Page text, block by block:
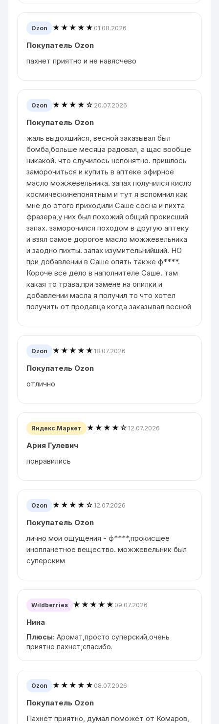
Ozon ★★★★★ 01.08.2026
Покупатель Ozon
пахнет приятно и не навясчево
Ozon ★★★★☆ 20.07.2026
Покупатель Ozon
жаль выдохшийся, весной заказывал был
бомба,больше месяца радовал, а щас вообще
никакой. что случилось непонятно. пришлось
заморочиться и купить в аптеке эфирное
масло можжевельника. запах получился кисло
космическинепонятным и тут я вспомнил как
мне до этого приходили Саше сосна и пихта
фразера,у них был похожий общий прокисший
запах. заморочился походом в другую аптеку
и взял самое дорогое масло можжевельника
и заодно пихты. запах изумительнийший. НО
при добавлении в Саше опять также ф****.
Короче все дело в наполнителе Саше. там
какая то трава,при замене на опилки и
добавлении масла я получил то что хотел
получить от продавца когда заказывал весной
Ozon ★★★★★18.07.2026
Покупатель Ozon
отлично
Яндекс Маркет ★★★★☆12.07.2026
Ария Гулевич
понравились
Ozon ★★★★☆12.07.2026
Покупатель Ozon
лично мои ощущения - ф****,прокисшее
инопланетное вещество. можжевельник был
суперским
Wildberries ★★★★★ 09.07.2026
Нина
Плюсы: Аромат,просто суперский,очень
приятно пахнет,спасибо.
Ozon ★★★★★ 08.07.2026
Покупатель Ozon
Пахнет приятно, думал поможет от Комаров,